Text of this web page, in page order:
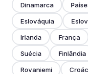
Dinamarca
Eslováquia
Irlanda França
Suécia Finlândia
Rovaniemi